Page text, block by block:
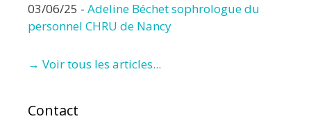
03/06/25 - Adeline Béchet sophrologue du
personnel CHRU de Nancy
→ Voir tous les articles...
Contact